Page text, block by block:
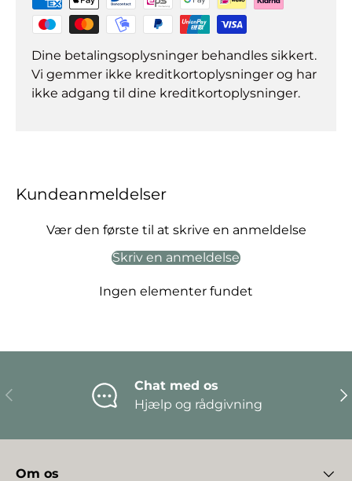
Dine betalingsoplysninger behandles sikkert.
Vi gemmer ikke kreditkortoplysninger og har
ikke adgang til dine kreditkortoplysninger.
Kundeanmeldelser
Vær den første til at skrive en anmeldelse
Skriv en anmeldelse
Ingen elementer fundet
Forrige
Chat med os
Hjælp og rådgivning
Om os